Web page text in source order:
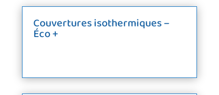
Couvertures isothermiques –
Éco +